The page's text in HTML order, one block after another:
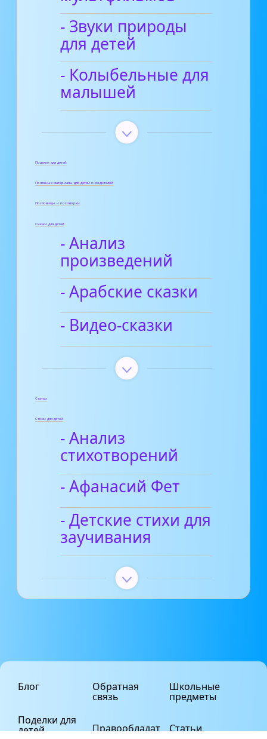
- Звуки природы
для детей
- Колыбельные для
малышей
Поделки для детей
Полезные материалы для детей и родителей
Пословицы и поговорки
Сказки для детей
- Анализ
произведений
- Арабские сказки
- Видео-сказки
Статьи
Стихи для детей
- Анализ
стихотворений
- Афанасий Фет
- Детские стихи для
заучивания
Блог
Поделки для
детей
Обратная
связь
Правообладат
Школьные
предметы
Статьи